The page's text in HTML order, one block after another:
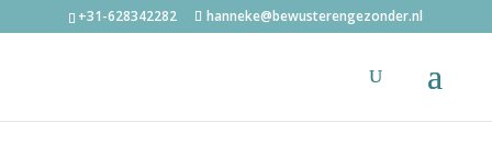
+31-628342282 hanneke@bewusterengezonder.nl